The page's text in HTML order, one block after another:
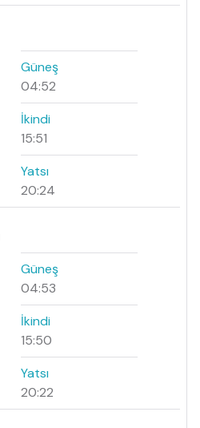
Güneş
04:52
İkindi
15:51
Yatsı
20:24
Güneş
04:53
İkindi
15:50
Yatsı
20:22